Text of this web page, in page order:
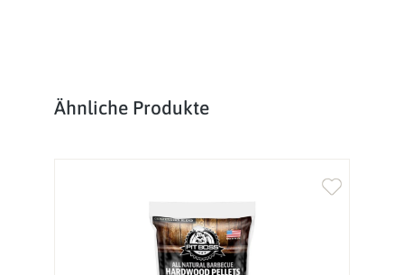
Produktgalerie überspringen
Ähnliche Produkte